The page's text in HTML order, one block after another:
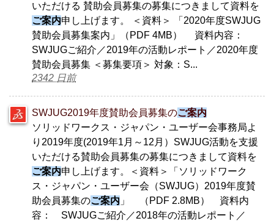
いただける 賛助会員募集の募集につきまして資料を
ご案内申し上げます。 ＜資料＞ 「2020年度SWJUG
賛助会員募集案内」（PDF 4MB） 資料内容：
SWJUGご紹介／2019年の活動レポート／2020年度
賛助会員募集 ＜募集要項＞ 対象：S...
2342 日前
SWJUG2019年度賛助会員募集のご案内
ソリッドワークス・ジャパン・ユーザー会事務局よ
り2019年度(2019年1月～12月）SWJUG活動を支援
いただける賛助会員募集の募集につきまして資料を
ご案内申し上げます。＜資料＞「ソリッドワーク
ス・ジャパン・ユーザー会（SWJUG）2019年度賛
助会員募集のご案内 」 （PDF 2.8MB） 資料内
容： SWJUGご紹介／2018年の活動レポート／